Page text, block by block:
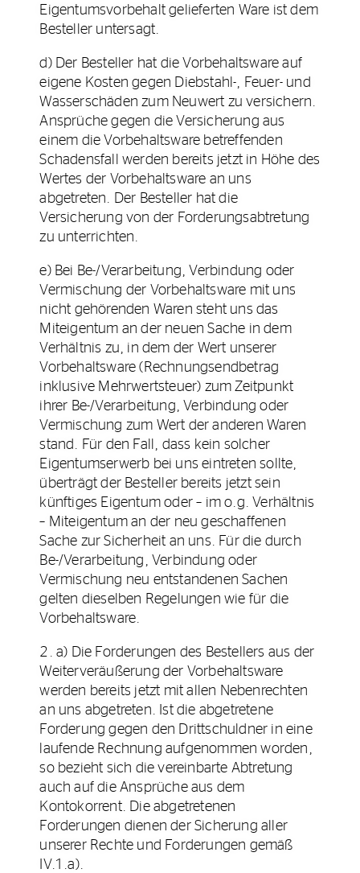
Eigentumsvorbehalt gelieferten Ware ist dem
Besteller untersagt.
d) Der Besteller hat die Vorbehaltsware auf
eigene Kosten gegen Diebstahl-, Feuer- und
Wasserschäden zum Neuwert zu versichern.
Ansprüche gegen die Versicherung aus
einem die Vorbehaltsware betreffenden
Schadensfall werden bereits jetzt in Höhe des
Wertes der Vorbehaltsware an uns
abgetreten. Der Besteller hat die
Versicherung von der Forderungsabtretung
zu unterrichten.
e) Bei Be-/Verarbeitung, Verbindung oder
Vermischung der Vorbehaltsware mit uns
nicht gehörenden Waren steht uns das
Miteigentum an der neuen Sache in dem
Verhältnis zu, in dem der Wert unserer
Vorbehaltsware (Rechnungsendbetrag
inklusive Mehrwertsteuer) zum Zeitpunkt
ihrer Be-/Verarbeitung, Verbindung oder
Vermischung zum Wert der anderen Waren
stand. Für den Fall, dass kein solcher
Eigentumserwerb bei uns eintreten sollte,
überträgt der Besteller bereits jetzt sein
künftiges Eigentum oder – im o.g. Verhältnis
– Miteigentum an der neu geschaffenen
Sache zur Sicherheit an uns. Für die durch
Be-/Verarbeitung, Verbindung oder
Vermischung neu entstandenen Sachen
gelten dieselben Regelungen wie für die
Vorbehaltsware.
2. a) Die Forderungen des Bestellers aus der
Weiterveräußerung der Vorbehaltsware
werden bereits jetzt mit allen Nebenrechten
an uns abgetreten. Ist die abgetretene
Forderung gegen den Drittschuldner in eine
laufende Rechnung aufgenommen worden,
so bezieht sich die vereinbarte Abtretung
auch auf die Ansprüche aus dem
Kontokorrent. Die abgetretenen
Forderungen dienen der Sicherung aller
unserer Rechte und Forderungen gemäß
IV.1.a).